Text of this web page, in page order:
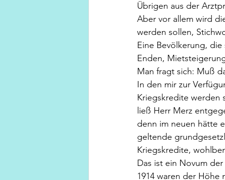
Übrigen aus der
Aber vor allem wird
werden sollen,
Eine Bevölkerung,
Enden,
Man fragt sich: Muß
In den mir zur
Kriegskredite werden
ließ Herr Merz
denn im neuen hätte
geltende
Kriegskredite,
Das ist ein Novum
1914 waren der Höhe